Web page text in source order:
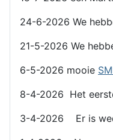
24-6-2026 We
21-5-2026 We
6-5-2026 mooie
8-4-2026 Het
3-4-2026 Er is